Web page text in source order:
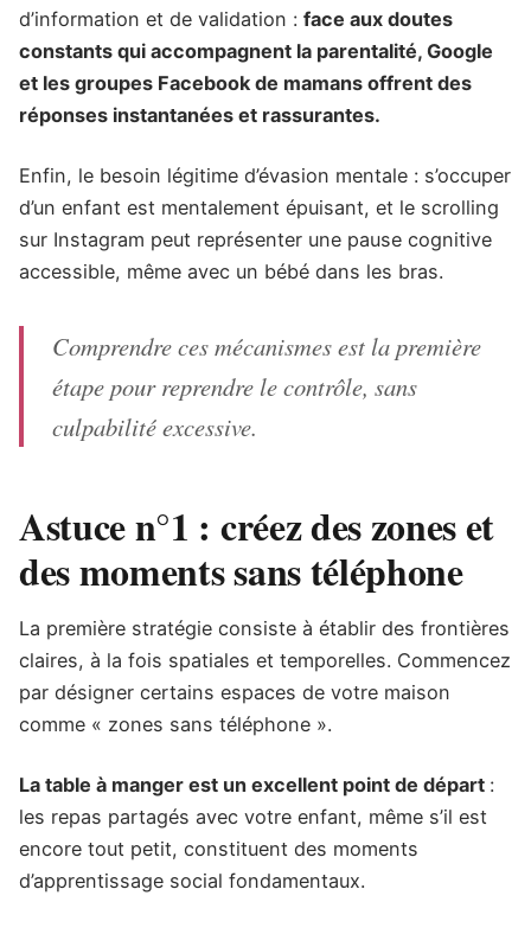
d’information et de validation : face aux doutes
constants qui accompagnent la parentalité, Google
et les groupes Facebook de mamans offrent des
réponses instantanées et rassurantes.
Enfin, le besoin légitime d’évasion mentale : s’occuper
d’un enfant est mentalement épuisant, et le scrolling
sur Instagram peut représenter une pause cognitive
accessible, même avec un bébé dans les bras.
Comprendre ces mécanismes est la première
étape pour reprendre le contrôle, sans
culpabilité excessive.
Astuce n°1 : créez des zones et
des moments sans téléphone
La première stratégie consiste à établir des frontières
claires, à la fois spatiales et temporelles. Commencez
par désigner certains espaces de votre maison
comme « zones sans téléphone ».
La table à manger est un excellent point de départ :
les repas partagés avec votre enfant, même s’il est
encore tout petit, constituent des moments
d’apprentissage social fondamentaux.